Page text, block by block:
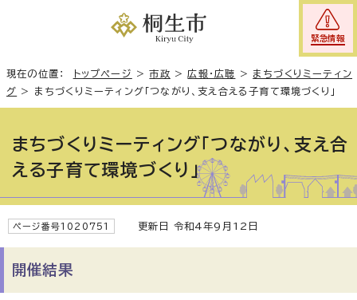
緊急情報
現在の位置： トップページ >市政 >広報・広聴 > まちづくりミーティン
グ > まちづくりミーティング「つながり、支え合える子育て環境づくり」
まちづくりミーティング「つながり、支え合
える子育て環境づくり」
ページ番号1020751 更新日 令和4年9月12日
開催結果